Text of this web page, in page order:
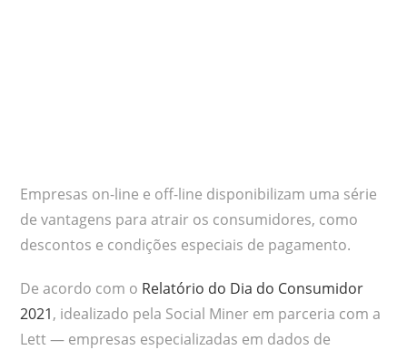
Empresas on-line e off-line disponibilizam uma série
de vantagens para atrair os consumidores, como
descontos e condições especiais de pagamento.
De acordo com o Relatório do Dia do Consumidor
2021, idealizado pela Social Miner em parceria com a
Lett — empresas especializadas em dados de